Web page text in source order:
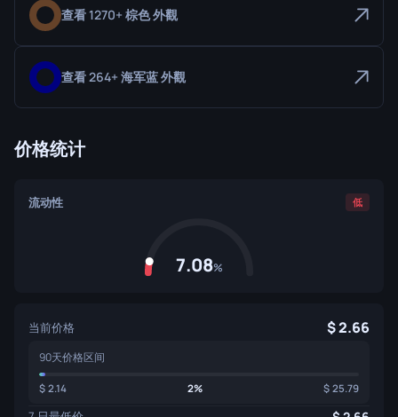
查看 1270+ 棕色 外觀
查看 264+ 海军蓝 外觀
价格统计
流动性 低
7.08%
当前价格 2.66
90天价格区间
2.14 2% 25.79